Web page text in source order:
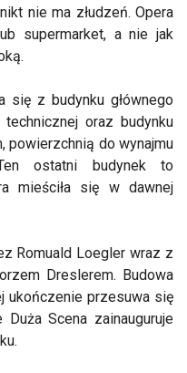
nie ma złudzeń. Opera
supermarket, a nie jak
się z budynku głównego
oraz budynku
powierzchnią do wynajmu
ostatni budynek to
mieściła się w dawnej
Romuald Loegler wraz z
Dreslerem. Budowa
ukończenie przesuwa się
Scena zainauguruje